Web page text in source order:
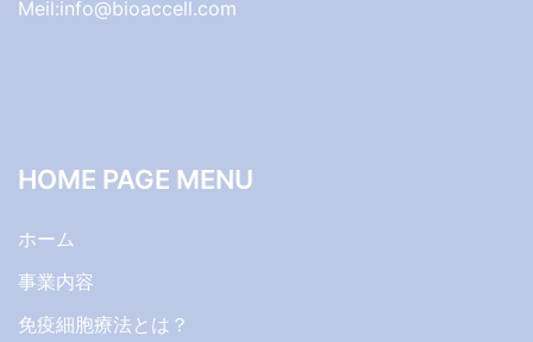
Meil:info@bioaccell.com
HOME PAGE MENU
ホーム
事業内容
免疫細胞療法とは？